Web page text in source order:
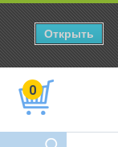
0
Открыть